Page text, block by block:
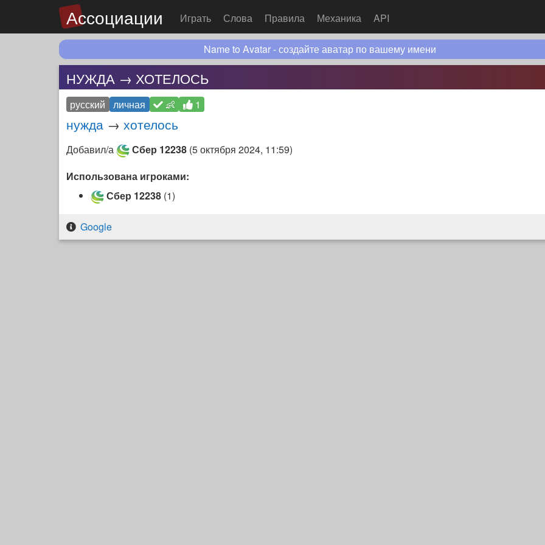
Ассоциации Играть Слова Правила Механика API
Name to Avatar - создайте аватар по вашему имени
НУЖДА → ХОТЕЛОСЬ
русский личная 👶 1
нужда → хотелось
Добавил/а Сбер 12238 (5 октября 2024, 11:59)
Использована игроками:
Сбер 12238 (1)
Google